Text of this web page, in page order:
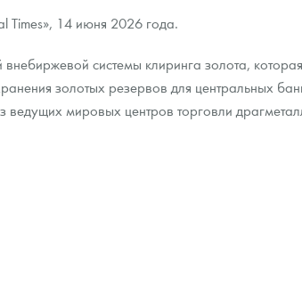
платины на 2026 год
Times», 14 июня 2026 года.
системы клиринга золота,
золотых резервов для центральных
ведущих мировых центров торговли